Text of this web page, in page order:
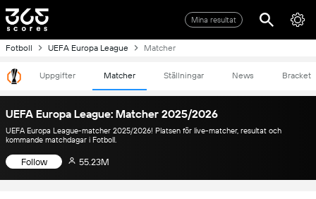
Mina resultat
Fotboll UEFA Europa League Matcher
Uppgifter Matcher Ställningar News Bracket
UEFA Europa League: Matcher 2025/2026
UEFA Europa League-matcher 2025/2026! Platsen för live-matcher, resultat och
kommande matchdagar i Fotboll.
Follow 55.23M